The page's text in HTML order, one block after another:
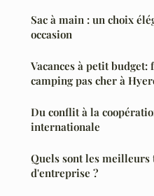
Sac à main : un choix
occasion
Vacances à petit budget:
camping pas cher à
Du conflit à la
internationale
Quels sont les meilleurs
d'entreprise ?